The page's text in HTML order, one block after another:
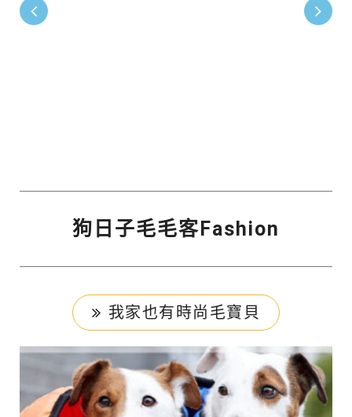
狗日子毛毛客Fashion
我家也有時尚毛寶貝
喵貴妃FeeFee
Sapphire&Pixie
西高地Wonder
拉不拉多Scott